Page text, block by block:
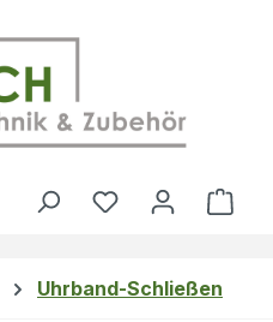
Du hast 0
Uhrband-Schließen